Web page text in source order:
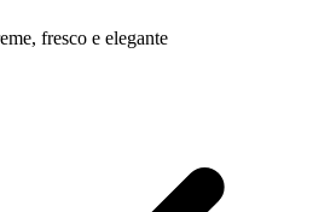
fresco e elegante